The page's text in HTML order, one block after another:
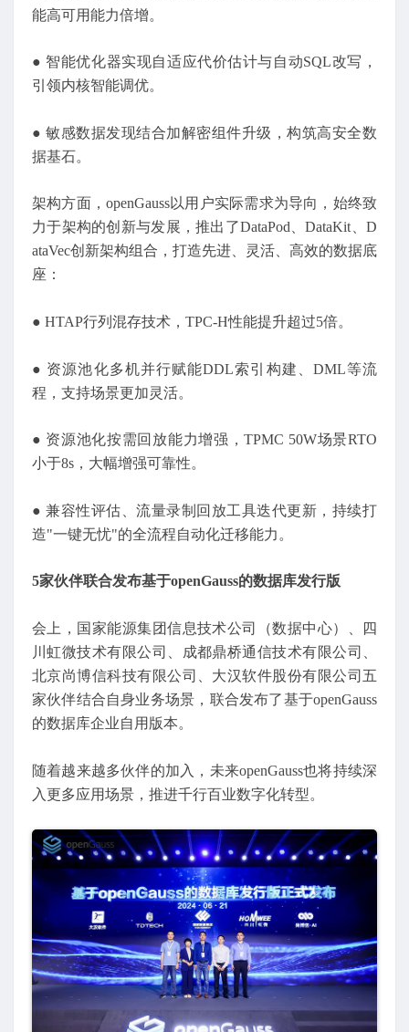
能高可用能力倍增。
● 智能优化器实现自适应代价估计与自动SQL改写，
引领内核智能调优。
● 敏感数据发现结合加解密组件升级，构筑高安全数
据基石。
架构方面，openGauss以用户实际需求为导向，始终致
力于架构的创新与发展，推出了DataPod、DataKit、D
ataVec创新架构组合，打造先进、灵活、高效的数据底
座：
● HTAP行列混存技术，TPC-H性能提升超过5倍。
● 资源池化多机并行赋能DDL索引构建、DML等流
程，支持场景更加灵活。
● 资源池化按需回放能力增强，TPMC 50W场景RTO
小于8s，大幅增强可靠性。
● 兼容性评估、流量录制回放工具迭代更新，持续打
造"一键无忧"的全流程自动化迁移能力。
5家伙伴联合发布基于openGauss的数据库发行版
会上，国家能源集团信息技术公司（数据中心）、四
川虹微技术有限公司、成都鼎桥通信技术有限公司、
北京尚博信科技有限公司、大汉软件股份有限公司五
家伙伴结合自身业务场景，联合发布了基于openGauss
的数据库企业自用版本。
随着越来越多伙伴的加入，未来openGauss也将持续深
入更多应用场景，推进千行百业数字化转型。